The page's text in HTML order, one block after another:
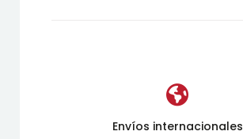
Envíos internacionales